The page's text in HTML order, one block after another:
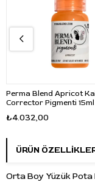
Perma Blend Apricot
Corrector Pigmenti 15ml
₺4.032,00
ÜRÜN
Orta Boy Yüzük Pota